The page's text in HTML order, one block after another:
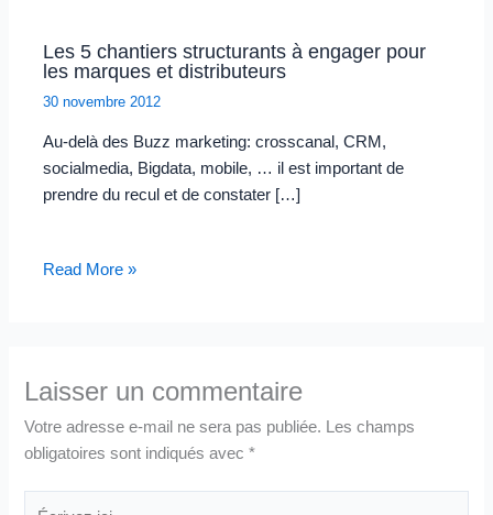
Les 5 chantiers structurants à engager pour
les marques et distributeurs
30 novembre 2012
Au-delà des Buzz marketing: crosscanal, CRM,
socialmedia, Bigdata, mobile, … il est important de
prendre du recul et de constater […]
Read More »
Laisser un commentaire
Votre adresse e-mail ne sera pas publiée.
Les champs
obligatoires sont indiqués avec*